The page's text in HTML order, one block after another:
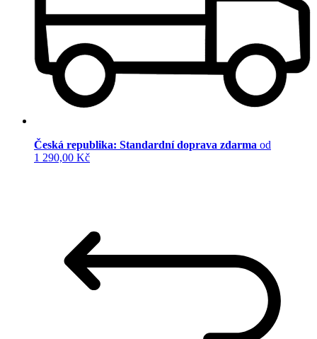
Česká republika: Standardní doprava zdarma od
1 290,00 Kč